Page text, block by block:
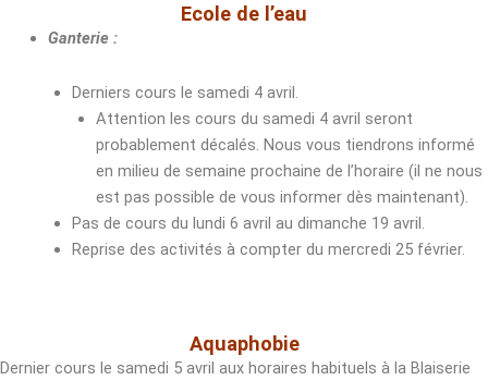
Ecole de l’eau
Ganterie :
Derniers cours le samedi 4 avril.
Attention les cours du samedi 4 avril seront
probablement décalés. Nous vous tiendrons informé
en milieu de semaine prochaine de l’horaire (il ne nous
est pas possible de vous informer dès maintenant).
Pas de cours du lundi 6 avril au dimanche 19 avril.
Reprise des activités à compter du mercredi 25 février.
Aquaphobie
Dernier cours le samedi 5 avril aux horaires habituels à la Blaiserie